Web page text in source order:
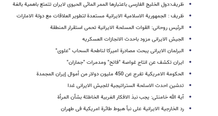
ظریف:دول الخلیج الفارسی باعتبارها الممر المائی الحیوی لایران تتمتع باهمیة بالغة
ظریف : الجمهوریة الاسلامیة الایرانیة مستعدة لتطویر العلاقات مع دولة الامارات
الرئیس روحانی: القوات المسلحة الایرانیة تحمی استقرار المنطقة
الجیش الایرانی مزود باحدث الانجازات العسکریه
البرلمان الایرانی یبحث مصادرة امیرکا لناطحة السحاب "علوی"
ایران تکشف عن انتاج غواصة "فاتح" ومدمرات "جماران"
الحکومة الامریکیة تفرج عن 450 ملیون دولار من أموال إیران المجمدة
تدشین احدث الاسلحة الستراتیجیة للجیش الایرانی غدا
آیة الله خامنئی: یجب نبذ الافکار الغربیة الخاطئة بشأن المرأة
رد الخارجیة الایرانیة علی نبأ هبوط طائرة امریکیة فی طهران